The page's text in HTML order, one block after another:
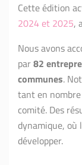
Cette édition
2024 et 2025,
Nous avons
par82
communes.
tant en nombre
comité. Des
dynamique, où
développer.